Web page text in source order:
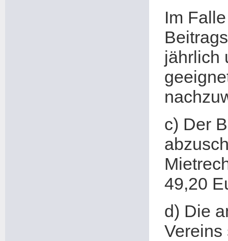
Im
jährlich
c) Der
49,20
d) Die
Vereins